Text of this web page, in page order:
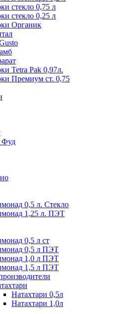
стекло 0,75 л
стекло 0,25 л
Органик
Tetra Pak 0,97л.
Премиум ст. 0,75
Фуд
0,5 л. Стекло
1,25 л. ПЭТ
0,5 л ст
0,5 л ПЭТ
1,0 л ПЭТ
1,5 л ПЭТ
Натахтари 0,5л
Натахтари 1,0л